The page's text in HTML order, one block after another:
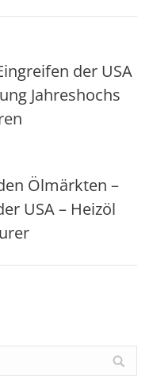
der USA
Jahreshochs
Ölmärkten –
USA – Heizöl